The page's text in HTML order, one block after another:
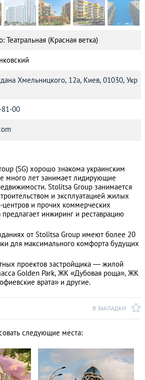
Театральная (Красная ветка)
Хмельницкого, 12а, Киев, 01030, Укр
00
(SG) хорошо знакома украинским
много лет занимает лидирующие
Stolitsa Group занимается
и эксплуатацией жилых
центров и прочих коммерческих
предлагает инжиринг и реставрацию
от Stolitsa Group имеют более 20
для максимального комфорта будущих
проектов застройщика — жилой
Golden Park, ЖК «Дубовая роща», ЖК
врата» и другие.
В ЗАКЛАДКИ
следующие места: